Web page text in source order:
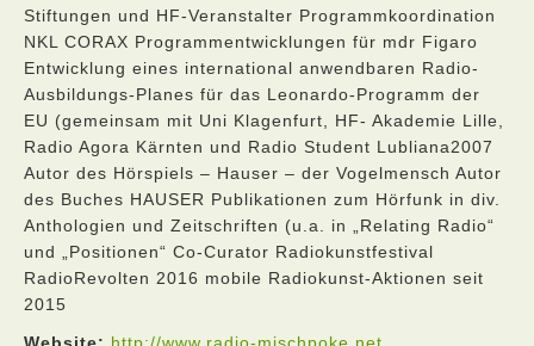
Stiftungen und HF-Veranstalter Programmkoordination
NKL CORAX Programmentwicklungen für mdr Figaro
Entwicklung eines international anwendbaren Radio-
Ausbildungs-Planes für das Leonardo-Programm der
EU (gemeinsam mit Uni Klagenfurt, HF- Akademie Lille,
Radio Agora Kärnten und Radio Student Lubliana2007
Autor des Hörspiels – Hauser – der Vogelmensch Autor
des Buches HAUSER Publikationen zum Hörfunk in div.
Anthologien und Zeitschriften (u.a. in „Relating Radio“
und „Positionen“ Co-Curator Radiokunstfestival
RadioRevolten 2016 mobile Radiokunst-Aktionen seit
2015